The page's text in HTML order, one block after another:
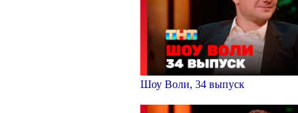
Шоу Воли, 34 выпуск